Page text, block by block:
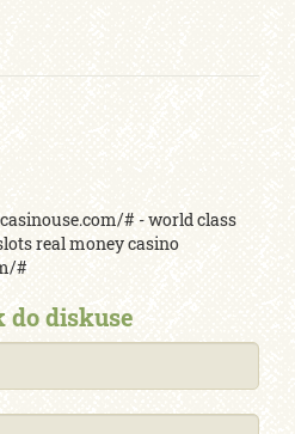
# - world class
real money casino
#
do diskuse